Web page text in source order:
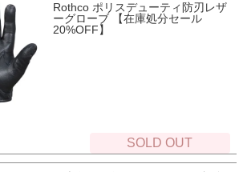
Rothco ポリスデューティ防刃レザ
ーグローブ 【在庫処分セール
20%OFF】
SOLD OUT